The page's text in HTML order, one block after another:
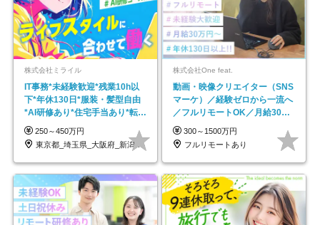
株式会社ミライル
IT事務*未経験歓迎*残業10h以
下*年休130日*服装・髪型自由
*AI研修あり*住宅手当あり*転勤
なし
250～450万円
東京都_埼玉県_大阪府_新潟県_福岡県
株式会社One feat.
動画・映像クリエイター（SNS
マーケ）／経験ゼロから一流へ
／フルリモートOK／月給30万
円～／年休130日以上
300～1500万円
フルリモートあり